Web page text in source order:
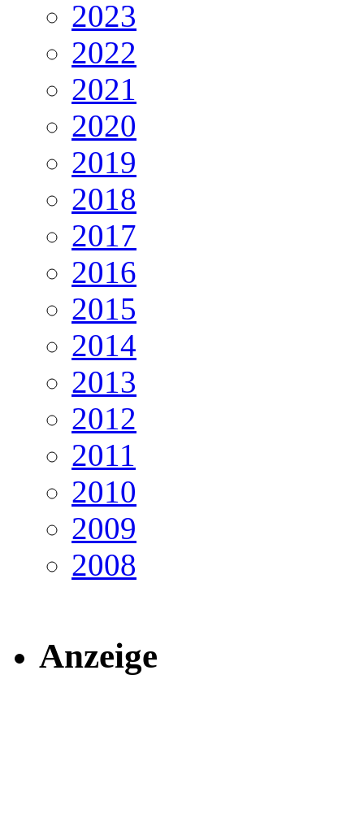
2023
2022
2021
2020
2019
2018
2017
2016
2015
2014
2013
2012
2011
2010
2009
2008
Anzeige